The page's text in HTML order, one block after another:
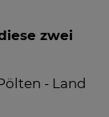
zwei
- Land